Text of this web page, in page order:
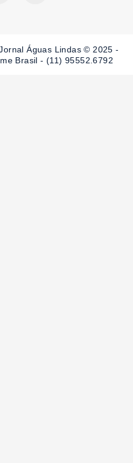
Águas Lindas © 2025 -
Brasil - (11) 95552.6792